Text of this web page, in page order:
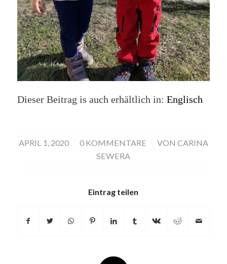
Dieser Beitrag is auch erhältlich in: Englisch
APRIL 1, 2020
/ 0 KOMMENTARE
/ VON CARINA
SEWERA
Eintrag teilen